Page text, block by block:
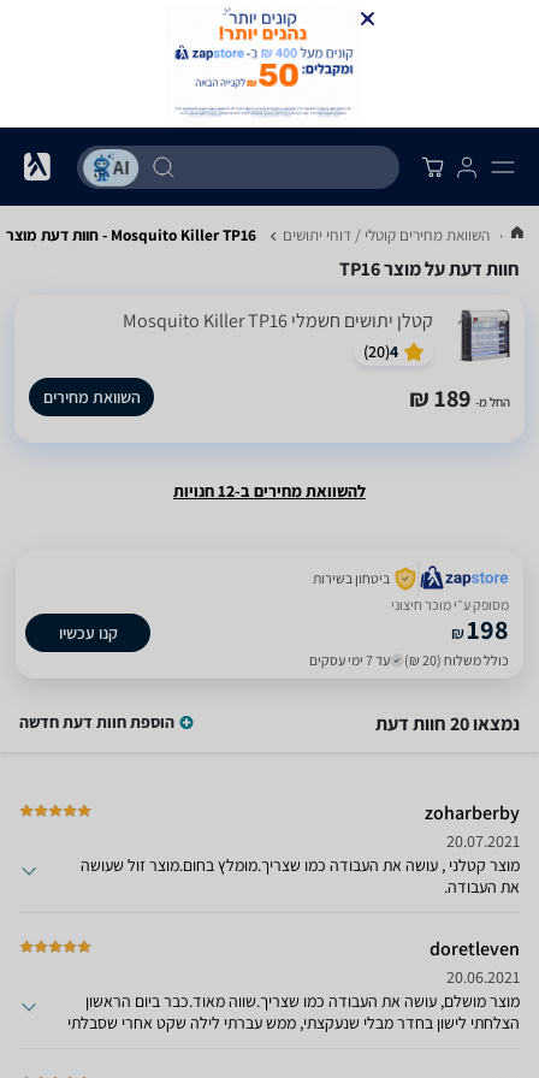
... השוואת מחירים קוטלי / דוחי יתושים Mosquito Killer TP16 - חוות דעת מוצר
חוות דעת על מוצר TP16
‏קטלן יתושים חשמלי Mosquito Killer TP16
4
(
20
)
החל מ- 189 ₪ השוואת מחירים
להשוואת מחירים ב-12 חנויות
ביטחון בשירות
מסופק ע״י מוכר חיצוני
₪198
כולל משלוח (20 ₪) עד 7 ימי עסקים
קנו עכשיו
נמצאו 20 חוות דעת הוספת חוות דעת חדשה
zoharberby
20.07.2021
מוצר קטלני , עושה את העבודה כמו שצריך.מומלץ בחום.מוצר זול שעושה
את העבודה.
doretleven
20.06.2021
מוצר מושלם, עושה את העבודה כמו שצריך.שווה מאוד.כבר ביום הראשון
הצלחתי לישון בחדר מבלי שנעקצתי, ממש עברתי לילה שקט אחרי שסבלתי